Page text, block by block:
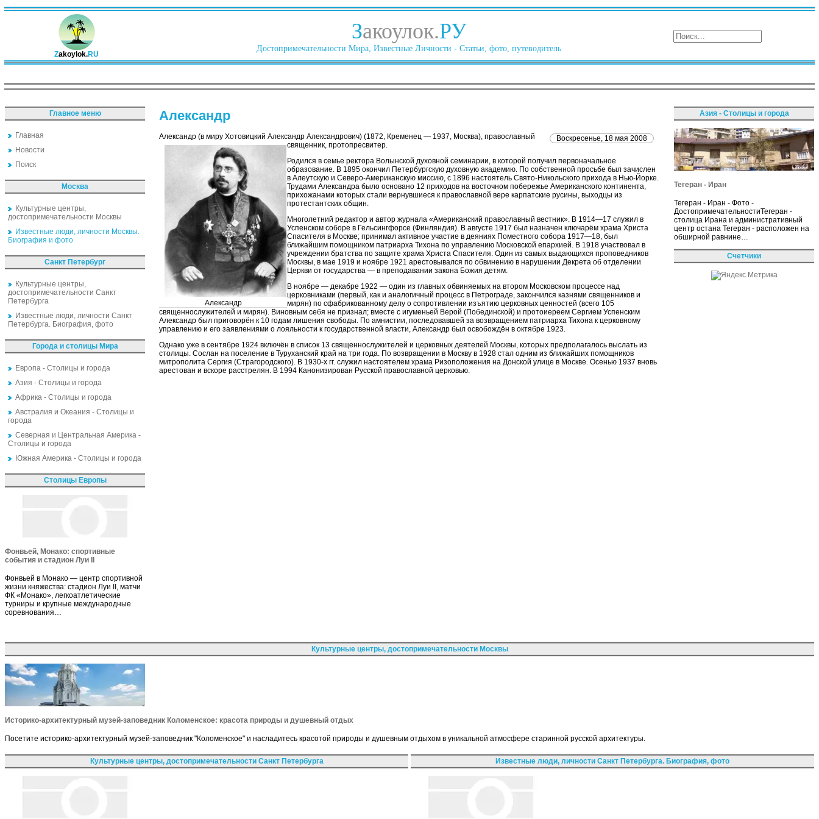
Zakoylok.RU
Закоулок.РУ
Достопримечательности Мира, Известные Личности - Статьи, фото, путеводитель
Главное меню
Главная
Новости
Поиск
Москва
Культурные центры,
достопримечательности Москвы
Известные люди, личности Москвы.
Биография и фото
Санкт Петербург
Культурные центры,
достопримечательности Санкт
Петербурга
Известные люди, личности Санкт
Петербурга. Биография, фото
Города и столицы Мира
Европа - Столицы и города
Азия - Столицы и города
Африка - Столицы и города
Австралия и Океания - Столицы и
города
Северная и Центральная Америка -
Столицы и города
Южная Америка - Столицы и города
Столицы Европы
Фонвьей, Монако: спортивные
события и стадион Луи II
Фонвьей в Монако — центр спортивной
жизни княжества: стадион Луи II, матчи
ФК «Монако», легкоатлетические
турниры и крупные международные
соревнования…
Александр
Воскресенье, 18 мая 2008
Александр
Александр (в миру Хотовицкий Александр Александрович) (1872, Кременец — 1937, Москва), православный
священник, протопресвитер.
Родился в семье ректора Волынской духовной семинарии, в которой получил первоначальное
образование. В 1895 окончил Петербургскую духовную академию. По собственной просьбе был зачислен
в Алеутскую и Северо-Американскую миссию, с 1896 настоятель Свято-Никольского прихода в Нью-Йорке.
Трудами Александра было основано 12 приходов на восточном побережье Американского континента,
прихожанами которых стали вернувшиеся к православной вере карпатские русины, выходцы из
протестантских общин.
Многолетний редактор и автор журнала «Американский православный вестник». В 1914—17 служил в
Успенском соборе в Гельсингфорсе (Финляндия). В августе 1917 был назначен ключарём храма Христа
Спасителя в Москве; принимал активное участие в деяниях Поместного собора 1917—18, был
ближайшим помощником патриарха Тихона по управлению Московской епархией. В 1918 участвовал в
учреждении братства по защите храма Христа Спасителя. Один из самых выдающихся проповедников
Москвы, в мае 1919 и ноябре 1921 арестовывался по обвинению в нарушении Декрета об отделении
Церкви от государства — в преподавании закона Божия детям.
В ноябре — декабре 1922 — один из главных обвиняемых на втором Московском процессе над
церковниками (первый, как и аналогичный процесс в Петрограде, закончился казнями священников и
мирян) по сфабрикованному делу о сопротивлении изъятию церковных ценностей (всего 105
священнослужителей и мирян). Виновным себя не признал; вместе с игуменьей Верой (Побединской) и протоиереем Сергием Успенским
Александр был приговорён к 10 годам лишения свободы. По амнистии, последовавшей за возвращением патриарха Тихона к церковному
управлению и его заявлениями о лояльности к государственной власти, Александр был освобождён в октябре 1923.
Однако уже в сентябре 1924 включён в список 13 священнослужителей и церковных деятелей Москвы, которых предполагалось выслать из
столицы. Сослан на поселение в Туруханский край на три года. По возвращении в Москву в 1928 стал одним из ближайших помощников
митрополита Сергия (Страгородского). В 1930-х гг. служил настоятелем храма Ризоположения на Донской улице в Москве. Осенью 1937 вновь
арестован и вскоре расстрелян. В 1994 Канонизирован Русской православной церковью.
Азия - Столицы и города
Тегеран - Иран
Тегеран - Иран - Фото -
ДостопримечательностиТегеран -
столица Ирана и административный
центр остана Тегеран - расположен на
обширной равнине…
Счетчики
Культурные центры, достопримечательности Москвы
Историко-архитектурный музей-заповедник Коломенское: красота природы и душевный отдых
Посетите историко-архитектурный музей-заповедник "Коломенское" и насладитесь красотой природы и душевным отдыхом в уникальной атмосфере старинной русской архитектуры.
Культурные центры, достопримечательности Санкт Петербурга Известные люди, личности Санкт Петербурга. Биография, фото